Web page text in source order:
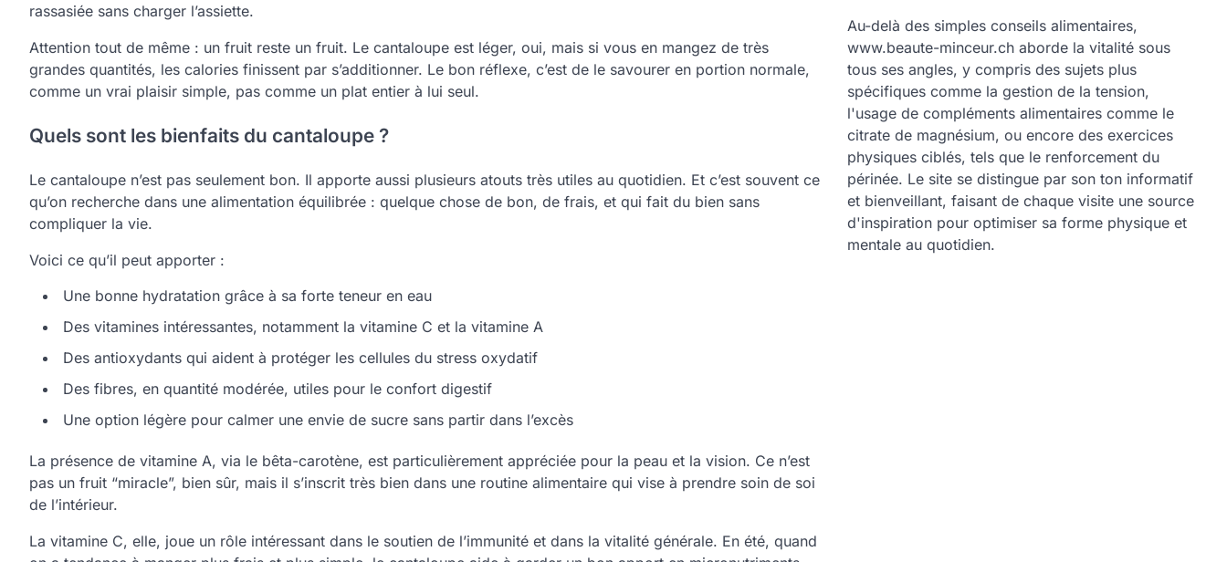
rassasiée sans charger l’assiette.
Attention tout de même : un fruit reste un fruit. Le cantaloupe est léger, oui, mais si vous en mangez de très
grandes quantités, les calories finissent par s’additionner. Le bon réflexe, c’est de le savourer en portion normale,
comme un vrai plaisir simple, pas comme un plat entier à lui seul.
Quels sont les bienfaits du cantaloupe ?
Le cantaloupe n’est pas seulement bon. Il apporte aussi plusieurs atouts très utiles au quotidien. Et c’est souvent ce
qu’on recherche dans une alimentation équilibrée : quelque chose de bon, de frais, et qui fait du bien sans
compliquer la vie.
Voici ce qu’il peut apporter :
Une bonne hydratation grâce à sa forte teneur en eau
Des vitamines intéressantes, notamment la vitamine C et la vitamine A
Des antioxydants qui aident à protéger les cellules du stress oxydatif
Des fibres, en quantité modérée, utiles pour le confort digestif
Une option légère pour calmer une envie de sucre sans partir dans l’excès
La présence de vitamine A, via le bêta-carotène, est particulièrement appréciée pour la peau et la vision. Ce n’est
pas un fruit “miracle”, bien sûr, mais il s’inscrit très bien dans une routine alimentaire qui vise à prendre soin de soi
de l’intérieur.
La vitamine C, elle, joue un rôle intéressant dans le soutien de l’immunité et dans la vitalité générale. En été, quand
Au-delà des simples conseils alimentaires,
www.beaute-minceur.ch aborde la vitalité sous
tous ses angles, y compris des sujets plus
spécifiques comme la gestion de la tension,
l'usage de compléments alimentaires comme le
citrate de magnésium, ou encore des exercices
physiques ciblés, tels que le renforcement du
périnée. Le site se distingue par son ton informatif
et bienveillant, faisant de chaque visite une source
d'inspiration pour optimiser sa forme physique et
mentale au quotidien.